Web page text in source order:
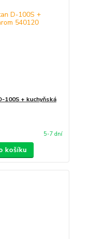
+ kuchyňská
5-7 dní
košíku